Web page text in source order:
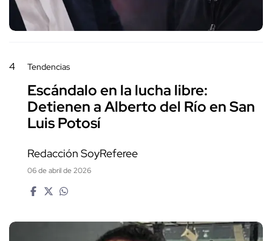
4 Tendencias
Escándalo en la lucha libre:
Detienen a Alberto del Río en San
Luis Potosí
Redacción SoyReferee
06 de abril de 2026